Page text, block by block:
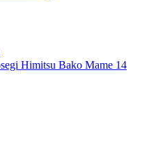
Himitsu Bako Mame 14